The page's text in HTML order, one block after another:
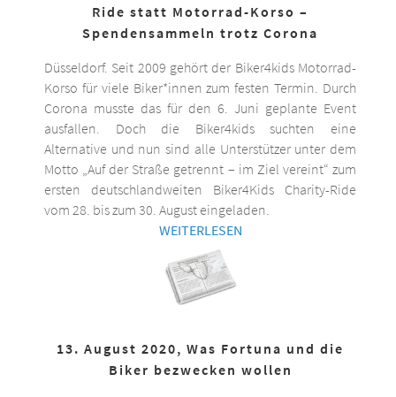
Ride statt Motorrad-Korso –
Spendensammeln trotz Corona
Düsseldorf. Seit 2009 gehört der Biker4kids Motorrad-
Korso für viele Biker*innen zum festen Termin. Durch
Corona musste das für den 6. Juni geplante Event
ausfallen. Doch die Biker4kids suchten eine
Alternative und nun sind alle Unterstützer unter dem
Motto „Auf der Straße getrennt – im Ziel vereint“ zum
ersten deutschlandweiten Biker4Kids Charity-Ride
vom 28. bis zum 30. August eingeladen.
WEITERLESEN
13. August 2020, Was Fortuna und die
Biker bezwecken wollen